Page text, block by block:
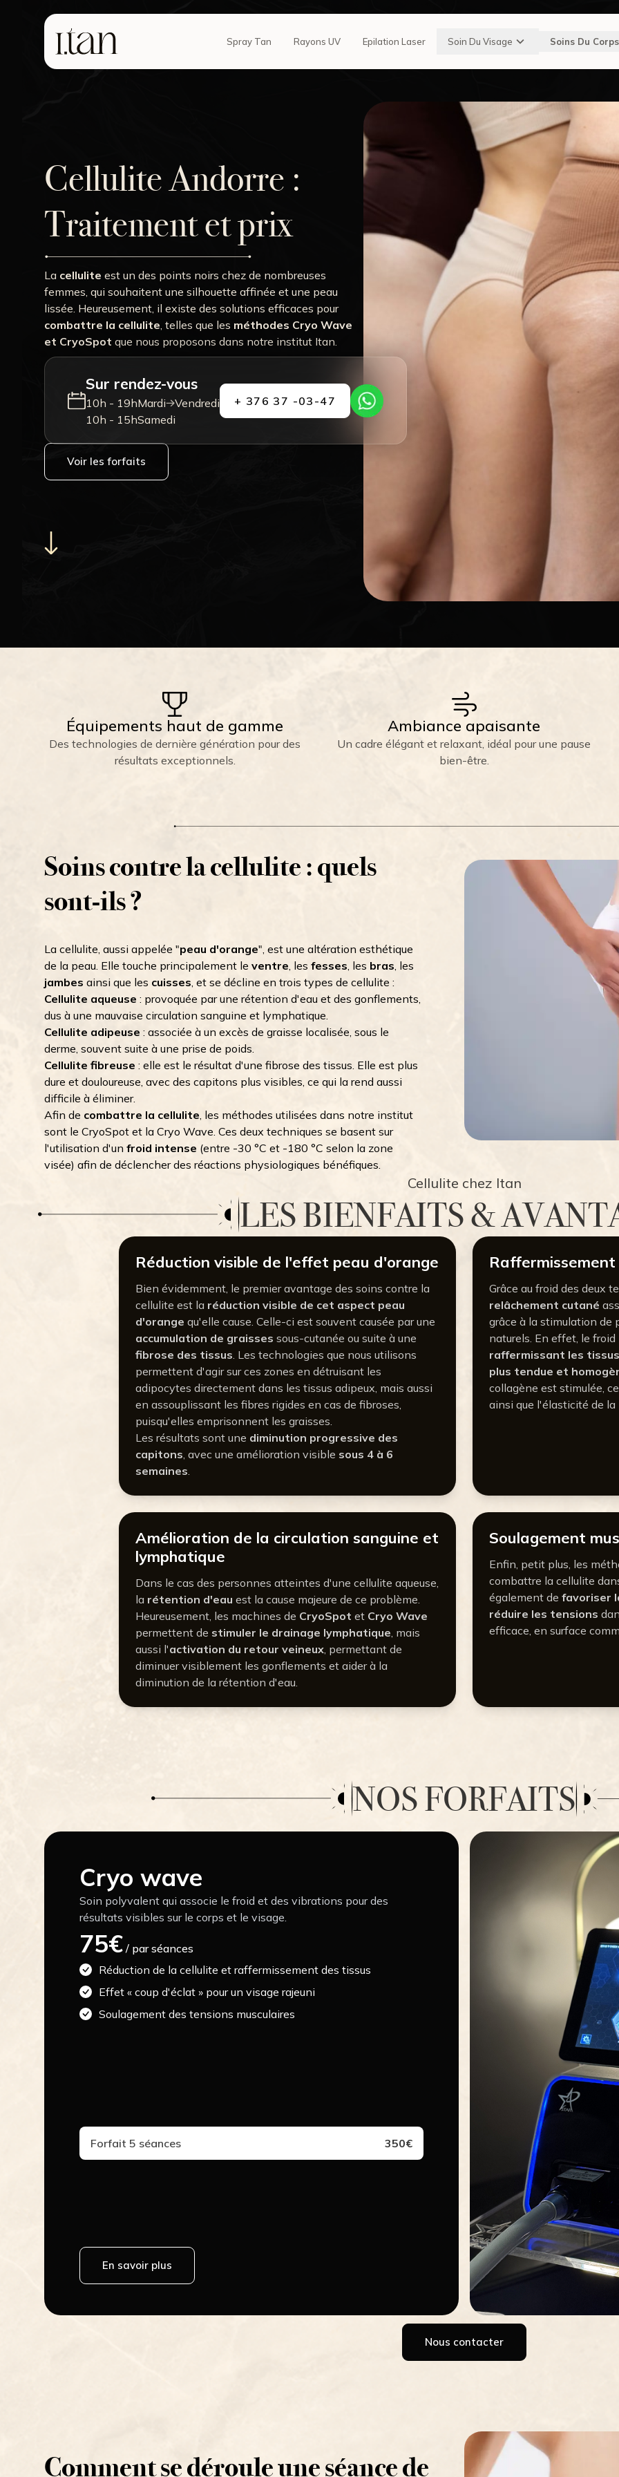
Spray Tan Rayons UV Epilation Laser Soin Du Visage Soins Du Corps
Cellulite Andorre :
Traitement et prix
La cellulite est un des points noirs chez de nombreuses
femmes, qui souhaitent une silhouette affinée et une peau
lissée. Heureusement, il existe des solutions efficaces pour
combattre la cellulite, telles que les méthodes Cryo Wave
et CryoSpot que nous proposons dans notre institut Itan.
Sur rendez-vous
10h - 19hMardi
Vendredi
10h - 15hSamedi
+ 376 37 -03-47
Voir les forfaits
Équipements haut de gamme
Des technologies de dernière génération pour des
résultats exceptionnels.
Ambiance apaisante
Un cadre élégant et relaxant, idéal pour une pause
bien-être.
Soins contre la cellulite : quels
sont-ils ?
La cellulite, aussi appelée "peau d'orange", est une altération esthétique
de la peau. Elle touche principalement le ventre, les fesses, les bras, les
jambes ainsi que les cuisses, et se décline en trois types de cellulite :
Cellulite aqueuse : provoquée par une rétention d'eau et des gonflements,
dus à une mauvaise circulation sanguine et lymphatique.
Cellulite adipeuse : associée à un excès de graisse localisée, sous le
derme, souvent suite à une prise de poids.
Cellulite fibreuse : elle est le résultat d'une fibrose des tissus. Elle est plus
dure et douloureuse, avec des capitons plus visibles, ce qui la rend aussi
difficile à éliminer.
Afin de combattre la cellulite, les méthodes utilisées dans notre institut
sont le CryoSpot et la Cryo Wave. Ces deux techniques se basent sur
l'utilisation d'un froid intense (entre -30 °C et -180 °C selon la zone
visée) afin de déclencher des réactions physiologiques bénéfiques.
Cellulite chez Itan
LES BIENFAITS &
Réduction visible de l'effet peau d'orange
Bien évidemment, le premier avantage des soins contre la
cellulite est la réduction visible de cet aspect peau
d'orange qu'elle cause. Celle-ci est souvent causée par une
accumulation de graisses sous-cutanée ou suite à une
fibrose des tissus. Les technologies que nous utilisons
permettent d'agir sur ces zones en détruisant les
adipocytes directement dans les tissus adipeux, mais aussi
en assouplissant les fibres rigides en cas de fibroses,
puisqu'elles emprisonnent les graisses.
Les résultats sont une diminution progressive des
capitons, avec une amélioration visible sous 4 à 6
semaines.
Grâce au froid des deux
relâchement cutané
grâce à la stimulation de
naturels. En effet, le
raffermissant les tissus
plus tendue et
collagène est stimulée,
ainsi que l'élasticité de la
Amélioration de la circulation sanguine et
lymphatique
Dans le cas des personnes atteintes d'une cellulite aqueuse,
la rétention d'eau est la cause majeure de ce problème.
Heureusement, les machines de CryoSpot et Cryo Wave
permettent de stimuler le drainage lymphatique, mais
aussi l'activation du retour veineux, permettant de
diminuer visiblement les gonflements et aider à la
diminution de la rétention d'eau.
Soulagement
Enfin, petit plus, les
combattre la cellulite
également de favoriser
réduire les tensions
efficace, en surface
NOS FORFAITS
Cryo wave
Soin polyvalent qui associe le froid et des vibrations pour des
résultats visibles sur le corps et le visage.
75€ / par séances
Réduction de la cellulite et raffermissement des tissus
Effet « coup d'éclat » pour un visage rajeuni
Soulagement des tensions musculaires
Forfait 5 séances 350€
En savoir plus
Nous contacter
Comment se déroule une séance de